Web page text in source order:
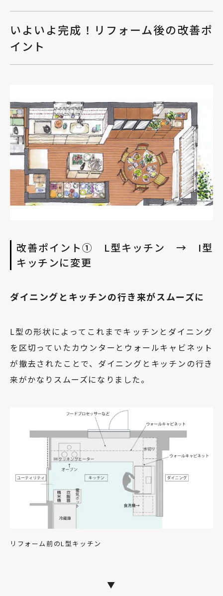
いよいよ完成！リフォーム後の改善ポ
イント
改善ポイント① L型キッチン → I型
キッチンに変更
ダイニングとキッチンの行き来がスムーズに
L型の形状によってこれまでキッチンとダイニング
を区切っていたカウンターとウォールキャビネット
が撤去されたことで、ダイニングとキッチンの行き
来がかなりスムーズになりました。
リフォーム前のL型キッチン
▼